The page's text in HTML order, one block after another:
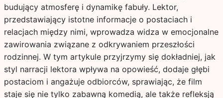
budujący atmosferę i dynamikę fabuły. Lektor,
przedstawiający istotne informacje o postaciach i
relacjach między nimi, wprowadza widza w emocjonalne
zawirowania związane z odkrywaniem przeszłości
rodzinnej. W tym artykule przyjrzymy się dokładniej, jak
styl narracji lektora wpływa na opowieść, dodaje głębi
postaciom i angażuje odbiorców, sprawiając, że film
staje się nie tylko zabawną komedią, ale także refleksją